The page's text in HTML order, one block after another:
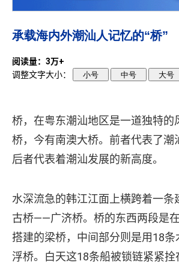
承载海内外潮汕人记忆的“桥”
阅读量：3万+
调整文字大小：
小号 中号 大号
桥，在粤东潮汕地区是一道独特的
桥，今有南澳大桥。前者代表了潮
后者代表着潮汕发展的新高度。
水深流急的韩江江面上横跨着一条
古桥――广济桥。桥的东西两段是
搭建的梁桥，中间部分则是用18条
浮桥。白天这18条船被锁链紧紧拴